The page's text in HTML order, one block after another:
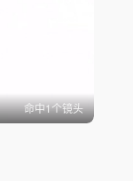
命中1个镜头